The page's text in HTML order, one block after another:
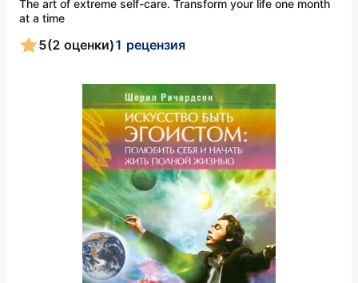
The art of extreme self-care. Transform your life one month
at a time
5(2 оценки)1 рецензия